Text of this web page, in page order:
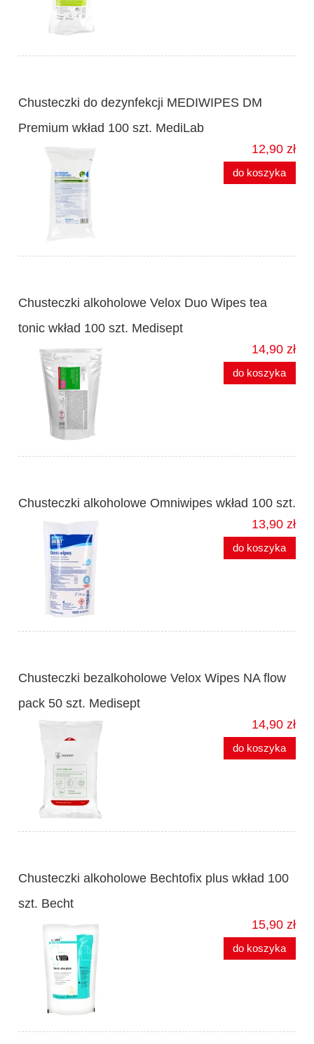
Chusteczki do dezynfekcji MEDIWIPES DM
Premium wkład 100 szt. MediLab
12,90 zł
do koszyka
Chusteczki alkoholowe Velox Duo Wipes tea
tonic wkład 100 szt. Medisept
14,90 zł
do koszyka
Chusteczki alkoholowe Omniwipes wkład 100 szt.
13,90 zł
do koszyka
Chusteczki bezalkoholowe Velox Wipes NA flow
pack 50 szt. Medisept
14,90 zł
do koszyka
Chusteczki alkoholowe Bechtofix plus wkład 100
szt. Becht
15,90 zł
do koszyka